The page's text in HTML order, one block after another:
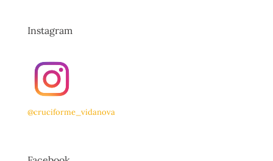
Instagram
@cruciforme_vidanova